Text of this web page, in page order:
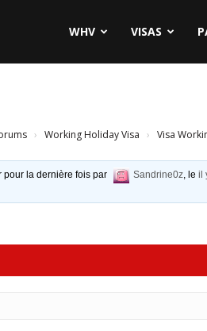
WHV VISAS
› Working Holiday Visa › Visa
pour la dernière fois par Sandrine0z, leil